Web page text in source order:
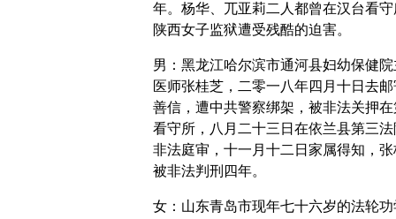
年。杨华、兀亚莉二人都曾在汉台看守
陕西女子监狱遭受残酷的迫害。
男：黑龙江哈尔滨市通河县妇幼保健院
医师张桂芝，二零一八年四月十日去
善信，遭中共警察绑架，被非法关押在
看守所，八月二十三日在依兰县第三法
非法庭审，十一月十二日家属得知，张
被非法判刑四年。
女：山东青岛市现年七十六岁的法轮功